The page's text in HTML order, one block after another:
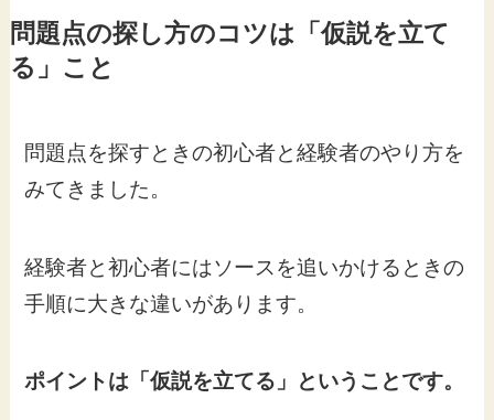
問題点の探し方のコツは「仮説を立て
る」こと
問題点を探すときの初心者と経験者のやり方を
みてきました。
経験者と初心者にはソースを追いかけるときの
手順に大きな違いがあります。
ポイントは「仮説を立てる」ということです。